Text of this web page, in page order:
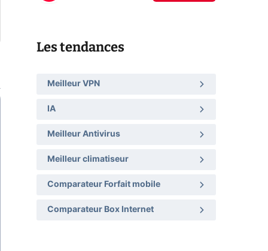
Les tendances
Meilleur VPN
IA
Meilleur Antivirus
Meilleur climatiseur
Comparateur Forfait mobile
Comparateur Box Internet